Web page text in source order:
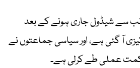
سے شیڈول جاری ہونے کے بعد
آ گئی ہے، اور سیاسی جماعتوں نے
عملی طے کرلی ہے۔